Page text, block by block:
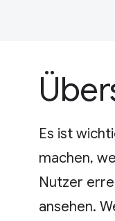
Es ist
machen,
Nutzer
ansehen.